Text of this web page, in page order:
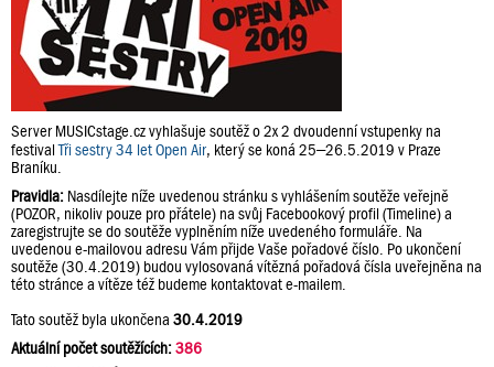
Server MUSICstage.cz vyhlašuje soutěž o 2x 2 dvoudenní vstupenky na
festivalTři sestry 34 let Open Air, který se koná 25–26.5.2019 v Praze
Braníku.
Pravidla: Nasdílejte níže uvedenou stránku s vyhlášením soutěže veřejně
(POZOR, nikoliv pouze pro přátele) na svůj Facebookový profil (Timeline) a
zaregistrujte se do soutěže vyplněním níže uvedeného formuláře. Na
uvedenou e-mailovou adresu Vám přijde Vaše pořadové číslo. Po ukončení
soutěže (30.4.2019) budou vylosovaná vítězná pořadová čísla uveřejněna na
této stránce a vítěze též budeme kontaktovat e-mailem.
Tato soutěž byla ukončena 30.4.2019
Aktuální počet soutěžících:386